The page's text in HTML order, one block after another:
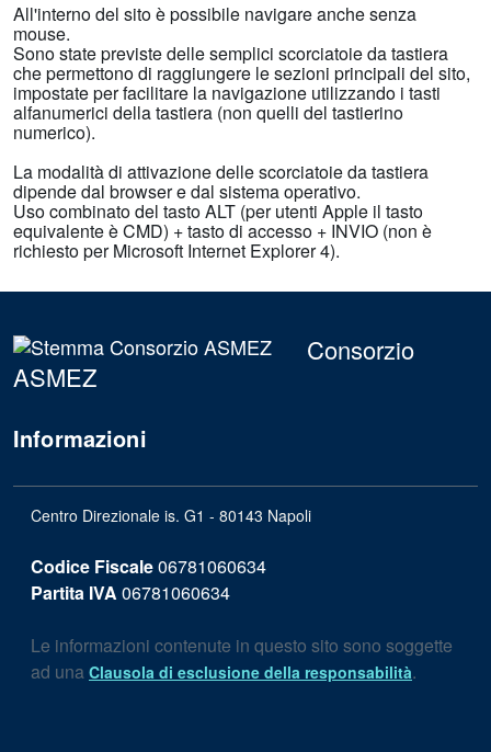
All'interno del sito è possibile navigare anche senza
mouse.
Sono state previste delle semplici scorciatoie da tastiera
che permettono di raggiungere le sezioni principali del sito,
impostate per facilitare la navigazione utilizzando i tasti
alfanumerici della tastiera (non quelli del tastierino
numerico).
La modalità di attivazione delle scorciatoie da tastiera
dipende dal browser e dal sistema operativo.
Uso combinato del tasto ALT (per utenti Apple il tasto
equivalente è CMD) + tasto di accesso + INVIO (non è
richiesto per Microsoft Internet Explorer 4).
Consorzio
ASMEZ
Informazioni
Centro Direzionale is. G1 - 80143 Napoli
Codice Fiscale06781060634
Partita IVA 06781060634
Le informazioni contenute in questo sito sono soggette
ad una Clausola di esclusione della responsabilità.